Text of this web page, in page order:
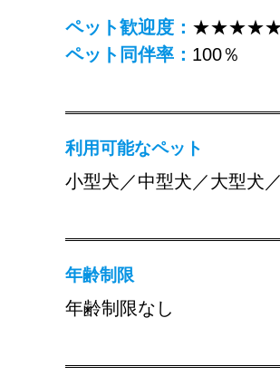
ペット歓迎度：
ペット同伴率： 100％
利用可能なペット
小型犬／中型犬／大型犬
年齢制限
年齢制限なし